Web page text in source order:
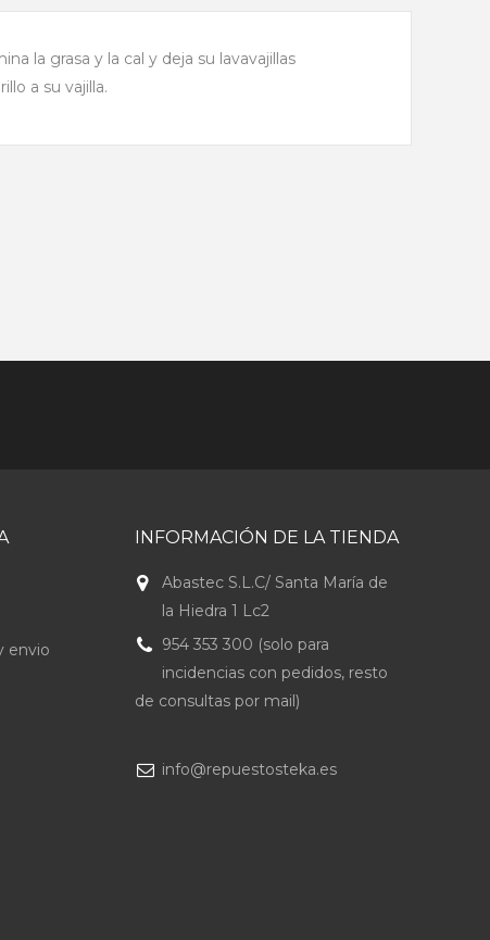
la grasa y la cal y deja su lavavajillas
a su vajilla.
envio
INFORMACIÓN DE LA TIENDA
Abastec S.L.C/ Santa María de
la Hiedra 1 Lc2
954 353 300 (solo para
incidencias con pedidos, resto
de consultas por mail)
info@repuestosteka.es